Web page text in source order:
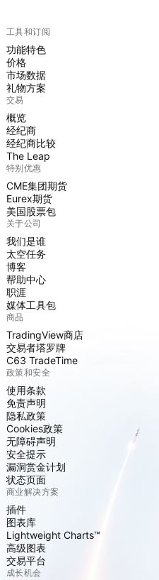
工具和订阅
功能特色
价格
市场数据
礼物方案
交易
概览
经纪商
经纪商比较
The Leap
特别优惠
CME集团期货
Eurex期货
美国股票包
关于公司
我们是谁
太空任务
博客
帮助中心
职涯
媒体工具包
商品
TradingView商店
交易者塔罗牌
C63 TradeTime
政策和安全
使用条款
免责声明
隐私政策
Cookies政策
无障碍声明
安全提示
漏洞赏金计划
状态页面
商业解决方案
插件
图表库
Lightweight Charts™
高级图表
交易平台
成长机会